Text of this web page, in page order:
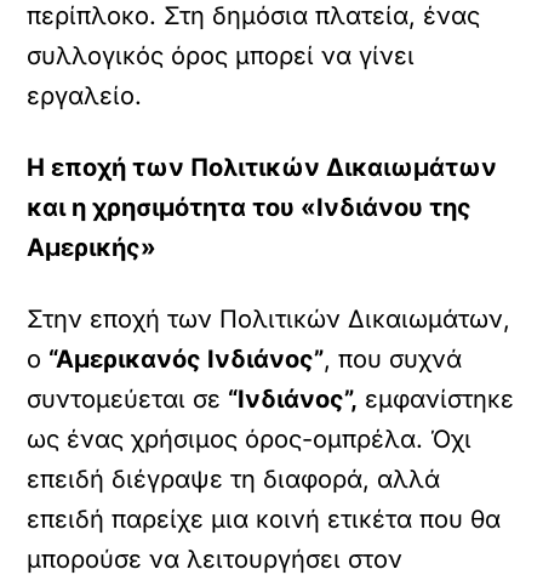
περίπλοκο. Στη δημόσια πλατεία, ένας
συλλογικός όρος μπορεί να γίνει
εργαλείο.
Η εποχή των Πολιτικών Δικαιωμάτων
και η χρησιμότητα του «Ινδιάνου της
Αμερικής»
Στην εποχή των Πολιτικών Δικαιωμάτων,
ο “Αμερικανός Ινδιάνος”, που συχνά
συντομεύεται σε “Ινδιάνος”, εμφανίστηκε
ως ένας χρήσιμος όρος-ομπρέλα. Όχι
επειδή διέγραψε τη διαφορά, αλλά
επειδή παρείχε μια κοινή ετικέτα που θα
μπορούσε να λειτουργήσει στον